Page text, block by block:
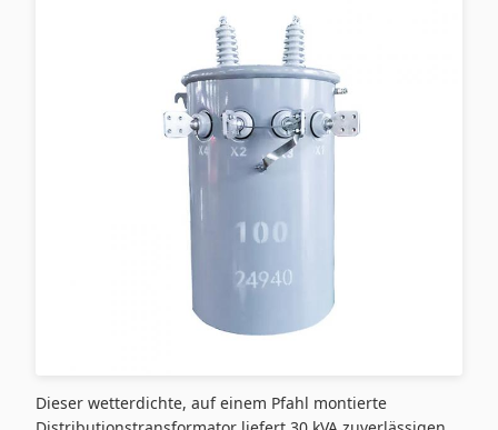
Dieser wetterdichte, auf einem Pfahl montierte